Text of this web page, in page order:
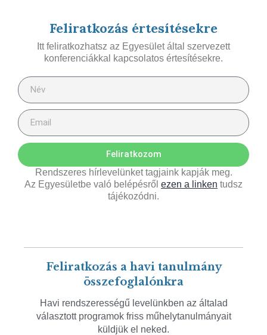
Feliratkozás értesítésekre
Itt feliratkozhatsz az Egyesület által szervezett
konferenciákkal kapcsolatos értesítésekre.
Feliratkozom
Rendszeres hírlevelünket tagjaink kapják meg.
Az Egyesületbe való belépésről ezen a linken tudsz
tájékozódni.
Feliratkozás a havi tanulmány
összefoglalónkra
Havi rendszerességű levelünkben az általad
választott programok friss műhelytanulmányait
küldjük el neked.